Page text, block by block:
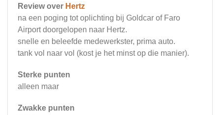
Review over Hertz
na een poging tot oplichting bij Goldcar of Faro
Airport doorgelopen naar Hertz.
snelle en beleefde medewerkster, prima auto.
tank vol naar vol (kost je het minst op die manier).
Sterke punten
alleen maar
Zwakke punten